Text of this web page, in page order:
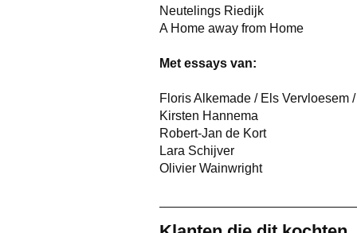
Neutelings Riedijk
A Home away from Home
Met essays van:
Floris Alkemade / Els Vervloesem
Kirsten Hannema
Robert-Jan de Kort
Lara Schijver
Olivier Wainwright